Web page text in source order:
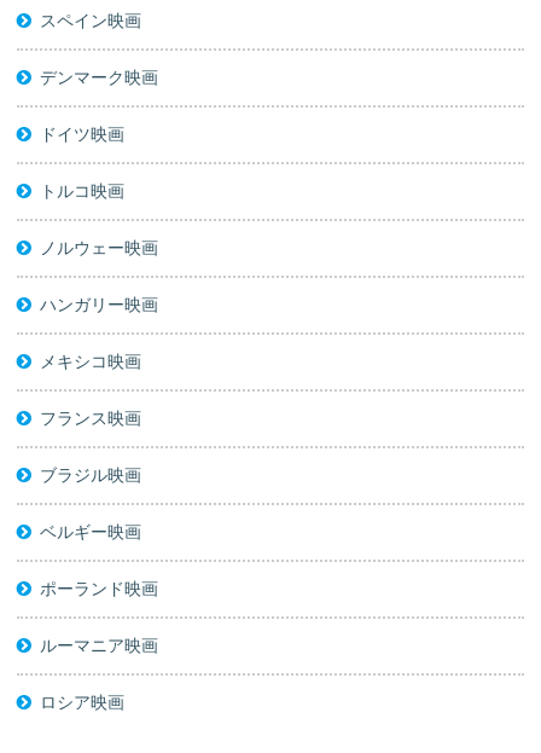
スペイン映画
デンマーク映画
ドイツ映画
トルコ映画
ノルウェー映画
ハンガリー映画
メキシコ映画
フランス映画
ブラジル映画
ベルギー映画
ポーランド映画
ルーマニア映画
ロシア映画